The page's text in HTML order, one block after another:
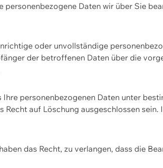
personenbezogene Daten wir über Sie
oder unvollständige
der betroffenen Daten über die
Ihre personenbezogenen Daten unter
auf Löschung ausgeschlossen
das Recht, zu verlangen, dass die